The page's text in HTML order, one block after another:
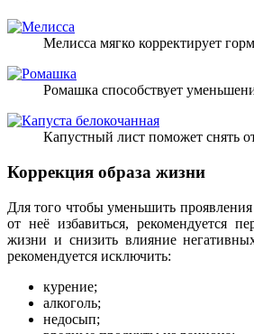
Мелисса мягко корректирует
Ромашка способствует
Капустный лист поможет снять
Коррекция образа жизни
Для того чтобы уменьшить
от неё избавиться, рекомендуется
жизни и снизить влияние
рекомендуется исключить:
курение;
алкоголь;
недосып;